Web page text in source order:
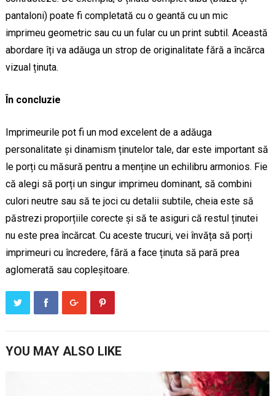
pantaloni) poate fi completată cu o geantă cu un mic
imprimeu geometric sau cu un fular cu un print subtil. Această
abordare îți va adăuga un strop de originalitate fără a încărca
vizual ținuta.
În concluzie
Imprimeurile pot fi un mod excelent de a adăuga
personalitate și dinamism ținutelor tale, dar este important să
le porți cu măsură pentru a menține un echilibru armonios. Fie
că alegi să porți un singur imprimeu dominant, să combini
culori neutre sau să te joci cu detalii subtile, cheia este să
păstrezi proporțiile corecte și să te asiguri că restul ținutei
nu este prea încărcat. Cu aceste trucuri, vei învăța să porți
imprimeuri cu încredere, fără a face ținuta să pară prea
aglomerată sau copleșitoare.
YOU MAY ALSO LIKE